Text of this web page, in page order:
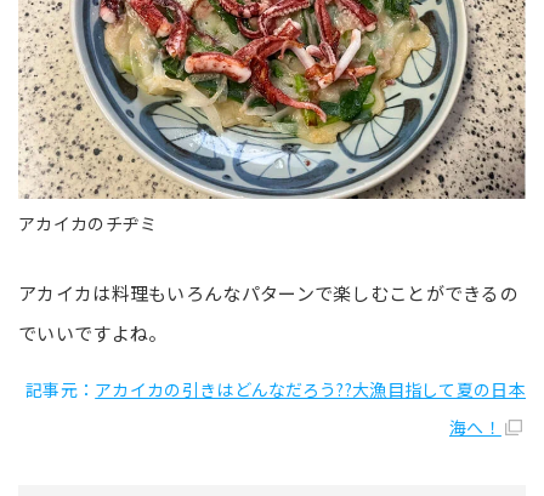
アカイカのチヂミ
アカイカは料理もいろんなパターンで楽しむことができるの
でいいですよね。
記事元： アカイカの引きはどんなだろう??大漁目指して夏の日本
海へ！